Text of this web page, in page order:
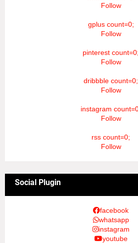
Follow
gplus count=0;
Follow
pinterest count=0;
Follow
dribbble count=0;
Follow
instagram
Follow
rss count=0;
Follow
Social Plugin
facebook
whatsapp
instagram
youtube